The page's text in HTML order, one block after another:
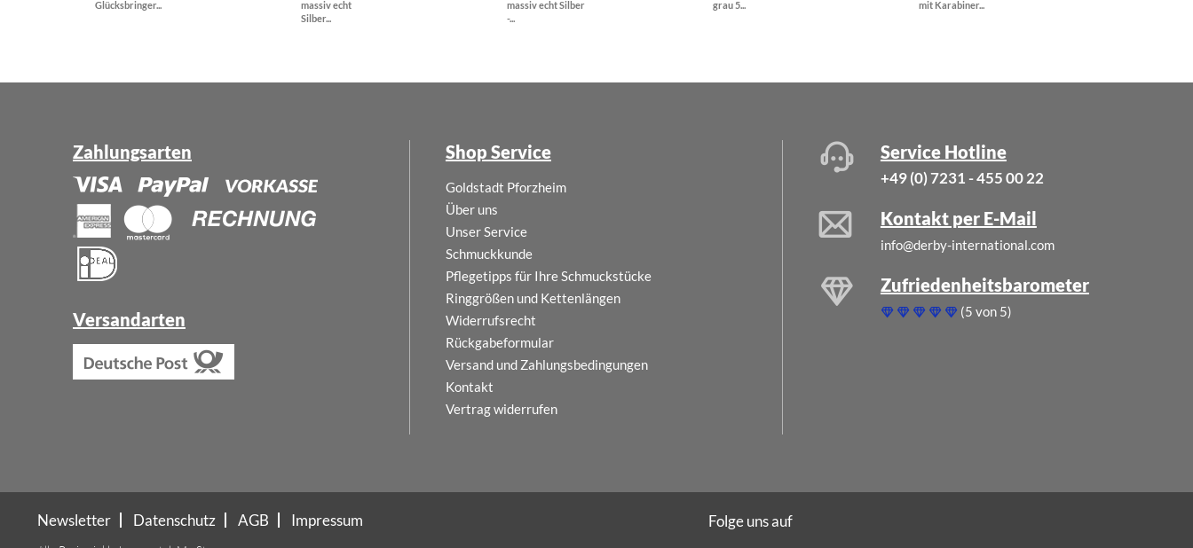
Glücksbringer...
massiv echt
Silber...
massiv echt Silber
-...
grau 5...
mit Karabiner...
Zahlungsarten
Versandarten
Shop Service
Goldstadt Pforzheim
Über uns
Unser Service
Schmuckkunde
Pflegetipps für Ihre Schmuckstücke
Ringgrößen und Kettenlängen
Widerrufsrecht
Rückgabeformular
Versand und Zahlungsbedingungen
Kontakt
Vertrag widerrufen
Service Hotline
+49 (0) 7231 - 455 00 22
Kontakt per E-Mail
info@derby-international.com
Zufriedenheitsbarometer
(5 von 5)
Newsletter Datenschutz AGB Impressum Folge uns auf